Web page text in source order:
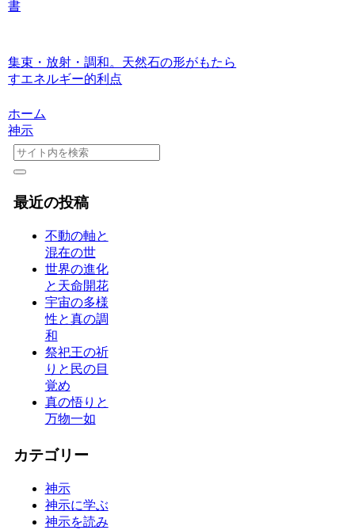
書
集束・放射・調和。天然石の形がもたら
すエネルギー的利点
ホーム
神示
最近の投稿
不動の軸と
混在の世
世界の進化
と天命開花
宇宙の多様
性と真の調
和
祭祀王の祈
りと民の目
覚め
真の悟りと
万物一如
カテゴリー
神示
神示に学ぶ
神示を読み